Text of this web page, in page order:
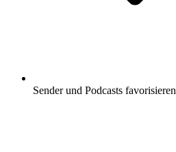
Sender und Podcasts favorisieren